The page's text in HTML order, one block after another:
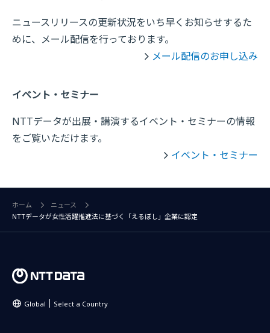
ニュースリリースの更新状況をいち早くお知らせするた
めに、メール配信を行っております。
メール配信のお申し込み
イベント・セミナー
NTTデータが出展・講演するイベント・セミナーの情報
をご覧いただけます。
イベント・セミナー
ホーム
ニュース
NTTデータが女性活躍推進法に基づく「えるぼし」企業に認定
Global Select a Country